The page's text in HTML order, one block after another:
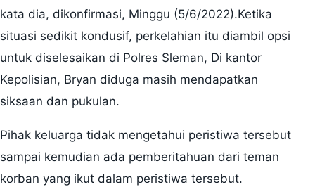
kata dia, dikonfirmasi, Minggu (5/6/2022).Ketika
situasi sedikit kondusif, perkelahian itu diambil opsi
untuk diselesaikan di Polres Sleman, Di kantor
Kepolisian, Bryan diduga masih mendapatkan
siksaan dan pukulan.
Pihak keluarga tidak mengetahui peristiwa tersebut
sampai kemudian ada pemberitahuan dari teman
korban yang ikut dalam peristiwa tersebut.